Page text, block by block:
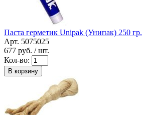
Паста герметик Unipak (Унипак) 250 гр.
Арт. 5075025
677 руб. / шт.
Кол-во:
В корзину